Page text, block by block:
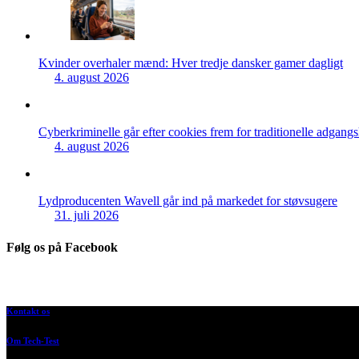
Kvinder overhaler mænd: Hver tredje dansker gamer dagligt
4. august 2026
Cyberkriminelle går efter cookies frem for traditionelle
4. august 2026
Lydproducenten Wavell går ind på markedet for støvsugere
31. juli 2026
Følg os på Facebook
Kontakt os
Om Tech-Test